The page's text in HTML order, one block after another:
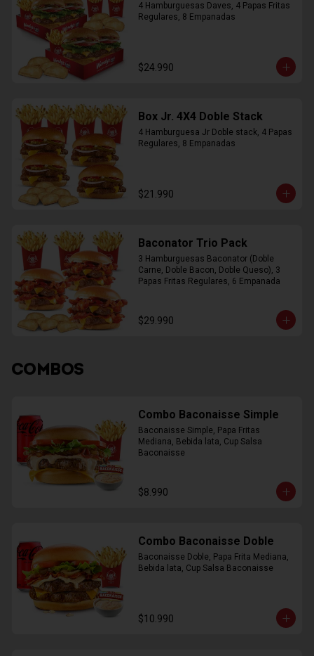
4 Hamburguesas Daves, 4 Papas Fritas
Regulares, 8 Empanadas
$24.990
Box Jr. 4X4 Doble Stack
4 Hamburguesa Jr Doble stack, 4 Papas
Regulares, 8 Empanadas
$21.990
Baconator Trio Pack
3 Hamburguesas Baconator (Doble
Carne, Doble Bacon, Doble Queso), 3
Papas Fritas Regulares, 6 Empanada
$29.990
COMBOS
Combo Baconaisse Simple
Baconaisse Simple, Papa Fritas
Mediana, Bebida lata, Cup Salsa
Baconaisse
$8.990
Combo Baconaisse Doble
Baconaisse Doble, Papa Frita Mediana,
Bebida lata, Cup Salsa Baconaisse
$10.990